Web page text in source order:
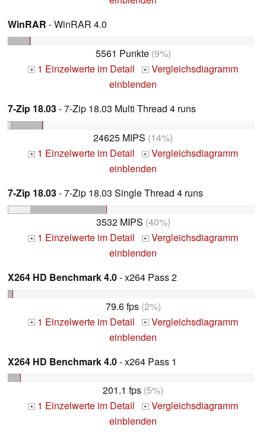
WinRAR - WinRAR 4.0
5561 Punkte(9%)
+ 1 Einzelwerte im Detail + Vergleichsdiagramm
einblenden
7-Zip 18.03- 7-Zip 18.03 Multi Thread 4 runs
24625 MIPS (14%)
+ 1 Einzelwerte im Detail + Vergleichsdiagramm
einblenden
7-Zip 18.03- 7-Zip 18.03 Single Thread 4 runs
3532 MIPS (40%)
+ 1 Einzelwerte im Detail + Vergleichsdiagramm
einblenden
X264 HD Benchmark 4.0- x264 Pass 2
79.6 fps(2%)
+ 1 Einzelwerte im Detail + Vergleichsdiagramm
einblenden
X264 HD Benchmark 4.0- x264 Pass 1
201.1 fps (5%)
+ 1 Einzelwerte im Detail + Vergleichsdiagramm
einblenden